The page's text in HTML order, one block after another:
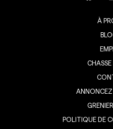
À
POLITIQUE DE